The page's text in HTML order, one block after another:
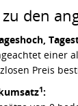
den
einer
Preis
1: